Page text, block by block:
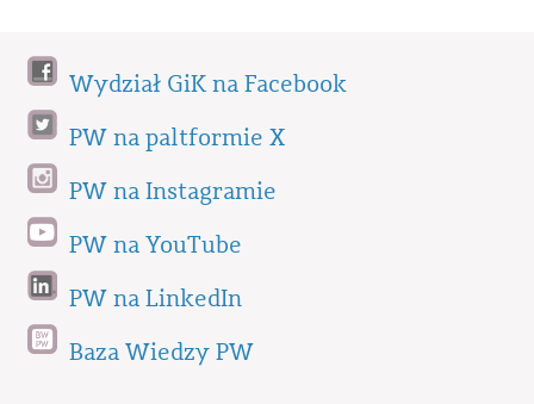
Wydział GiK na Facebook
PW na paltformie X
PW na Instagramie
PW na YouTube
PW na LinkedIn
Baza Wiedzy PW